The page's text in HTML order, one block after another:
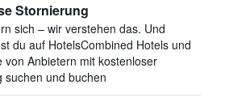
Stornierung
sich – wir verstehen das. Und
du auf HotelsCombined Hotels und
von Anbietern mit kostenloser
suchen und buchen